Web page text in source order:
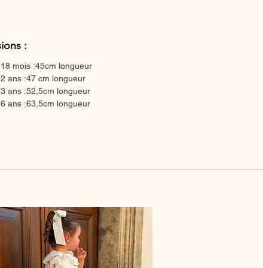
:
mois :45cm longueur
ans :47 cm longueur
ans :52,5cm longueur
ans :63,5cm longueur